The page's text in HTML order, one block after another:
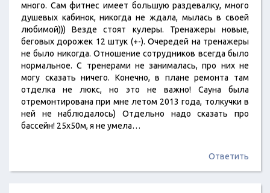
много. Сам фитнес имеет большую раздевалку, много
душевых кабинок, никогда не ждала, мылась в своей
любимой))) Везде стоят кулеры. Тренажеры новые,
беговых дорожек 12 штук (+-). Очередей на тренажеры
не было никогда. Отношение сотрудников всегда было
нормальное. С тренерами не занималась, про них не
могу сказать ничего. Конечно, в плане ремонта там
отделка не люкс, но это не важно! Сауна была
отремонтирована при мне летом 2013 года, толкучки в
ней не наблюдалось) Отдельно надо сказать про
бассейн! 25х50м, я не умела…
Ответить